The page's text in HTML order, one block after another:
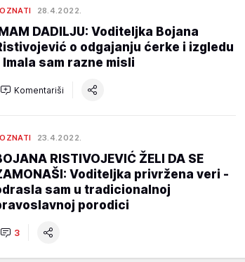
28.4.2022.
DADILJU: Voditeljka Bojana
o odgajanju ćerke i izgledu
Imala sam razne misli
Komentariši
23.4.2022.
RISTIVOJEVIĆ ŽELI DA SE
Voditeljka privržena veri -
sam u tradicionalnoj
porodici
3